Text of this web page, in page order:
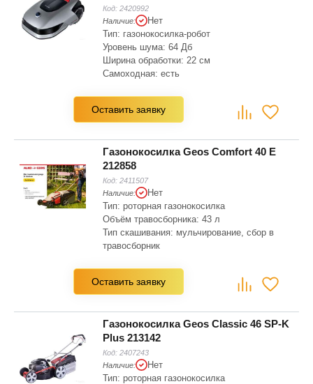
версия)
Код: 2420992
Наличие:
Нет
Тип: газонокосилка-робот
Уровень шума: 64 Дб
Ширина обработки: 22 см
Самоходная: есть
Травосборник: нет
Количество колес: 4
Оставить заявку
Газонокосилка Geos Comfort 40 Е
212858
Код: 2411507
Наличие:
Нет
Тип: роторная газонокосилка
Объём травосборника: 43 л
Тип скашивания: мульчирование, сбор в
травосборник
Макс. Высота скашивания: 68 мм
Рекомендуемая площадь скашивания: 600
Оставить заявку
Газонокосилка Geos Classic 46 SP-K
Plus 213142
Код: 2407243
Наличие:
Нет
Тип: роторная газонокосилка